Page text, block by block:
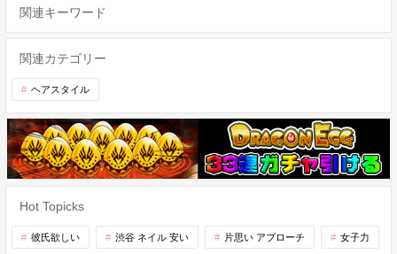
関連キーワード
関連カテゴリー
ヘアスタイル
Hot Topicks
彼氏欲しい 渋谷 ネイル 安い 片思い アプローチ 女子力